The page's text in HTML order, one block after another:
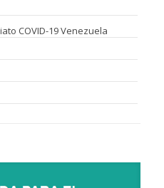
COVID-19 Venezuela